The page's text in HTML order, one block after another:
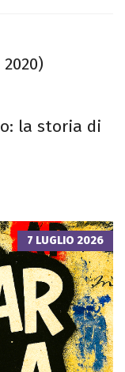
la storia di
7 LUGLIO 2026